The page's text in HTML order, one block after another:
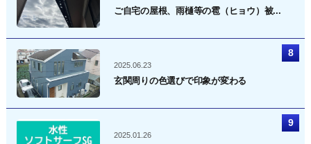
ご自宅の屋根、雨樋等の雹（ヒョウ）被...
2025.06.23
玄関周りの色選びで印象が変わる
2025.01.26